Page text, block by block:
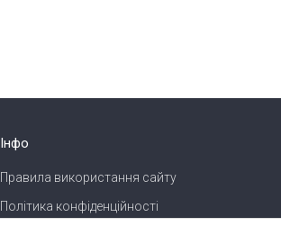
Інфо
Правила використання сайту
Політика конфіденційності